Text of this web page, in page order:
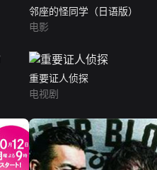
邻座的怪同学（日语版）
电影
重要证人侦探
电视剧